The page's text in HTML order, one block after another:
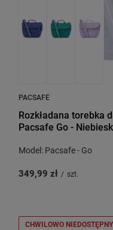
PACSAFE
Rozkładana torebka
Pacsafe Go -
Model: Pacsafe - Go
349,99 zł / szt.
CHWILOWO NIEDOSTĘPNY